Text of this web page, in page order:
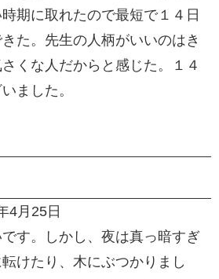
期に取れたので最短で１４日
た。先生の人柄がいいのはき
くな人だからと感じた。１４
ました。
4月25日
す。しかし、夜は真っ暗すぎ
けたり、木にぶつかりまし